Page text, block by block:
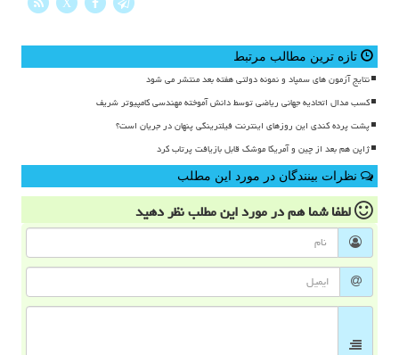
تازه ترین مطالب مرتبط
نتایج آزمون های سمپاد و نمونه دولتی هفته بعد منتشر می شود
کسب مدال اتحادیه جهانی ریاضی توسط دانش آموخته مهندسی کامپیوتر شریف
پشت پرده کندی این روزهای اینترنت فیلترینگی پنهان در جریان است؟
ژاپن هم بعد از چین و آمریکا موشک قابل بازیافت پرتاب کرد
نظرات بینندگان در مورد این مطلب
لطفا شما همدر مورد این مطلبنظر دهید